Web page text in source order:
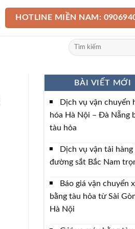
HOTLINE MIỀN NAM:
BÀI VIẾT MỚI
Dịch vụ vận chuyển
hóa Hà Nội – Đà Nẵng
tàu hỏa
Dịch vụ vận tải hàng
đường sắt Bắc Nam
Báo giá vận chuyển
bằng tàu hỏa từ Sài
Hà Nội